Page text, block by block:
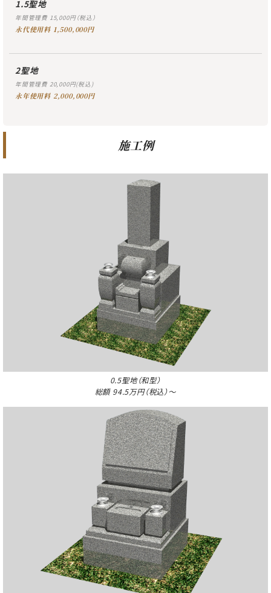
1.5聖地
年間管理費 15,000円（税込）
永代使用料 1,500,000円
2聖地
年間管理費 20,000円(税込)
永年使用料 2,000,000円
施工例
0.5聖地（和型）
総額 94.5万円（税込）～